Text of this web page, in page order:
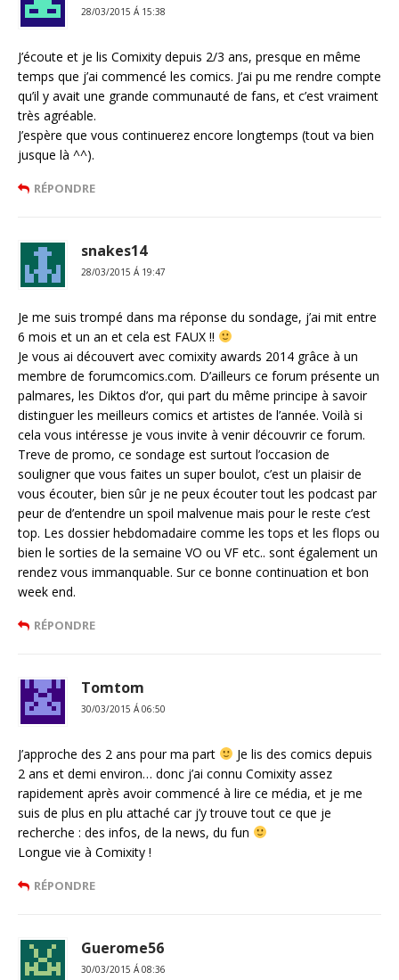
28/03/2015 Á 15:38
J’écoute et je lis Comixity depuis 2/3 ans, presque en même
temps que j’ai commencé les comics. J’ai pu me rendre compte
qu’il y avait une grande communauté de fans, et c’est vraiment
très agréable.
J’espère que vous continuerez encore longtemps (tout va bien
jusque là ^^).
RÉPONDRE
snakes14
28/03/2015 Á 19:47
Je me suis trompé dans ma réponse du sondage, j’ai mit entre
6 mois et un an et cela est FAUX !!
Je vous ai découvert avec comixity awards 2014 grâce à un
membre de forumcomics.com. D’ailleurs ce forum présente un
palmares, les Diktos d’or, qui part du même principe à savoir
distinguer les meilleurs comics et artistes de l’année. Voilà si
cela vous intéresse je vous invite à venir découvrir ce forum.
Treve de promo, ce sondage est surtout l’occasion de
souligner que vous faites un super boulot, c’est un plaisir de
vous écouter, bien sûr je ne peux écouter tout les podcast par
peur de d’entendre un spoil malvenue mais pour le reste c’est
top. Les dossier hebdomadaire comme les tops et les flops ou
bien le sorties de la semaine VO ou VF etc.. sont également un
rendez vous immanquable. Sur ce bonne continuation et bon
week end.
RÉPONDRE
Tomtom
30/03/2015 Á 06:50
J’approche des 2 ans pour ma part
Je lis des comics depuis
2 ans et demi environ… donc j’ai connu Comixity assez
rapidement après avoir commencé à lire ce média, et je me
suis de plus en plu attaché car j’y trouve tout ce que je
recherche : des infos, de la news, du fun
Longue vie à Comixity !
RÉPONDRE
Guerome56
30/03/2015 Á 08:36